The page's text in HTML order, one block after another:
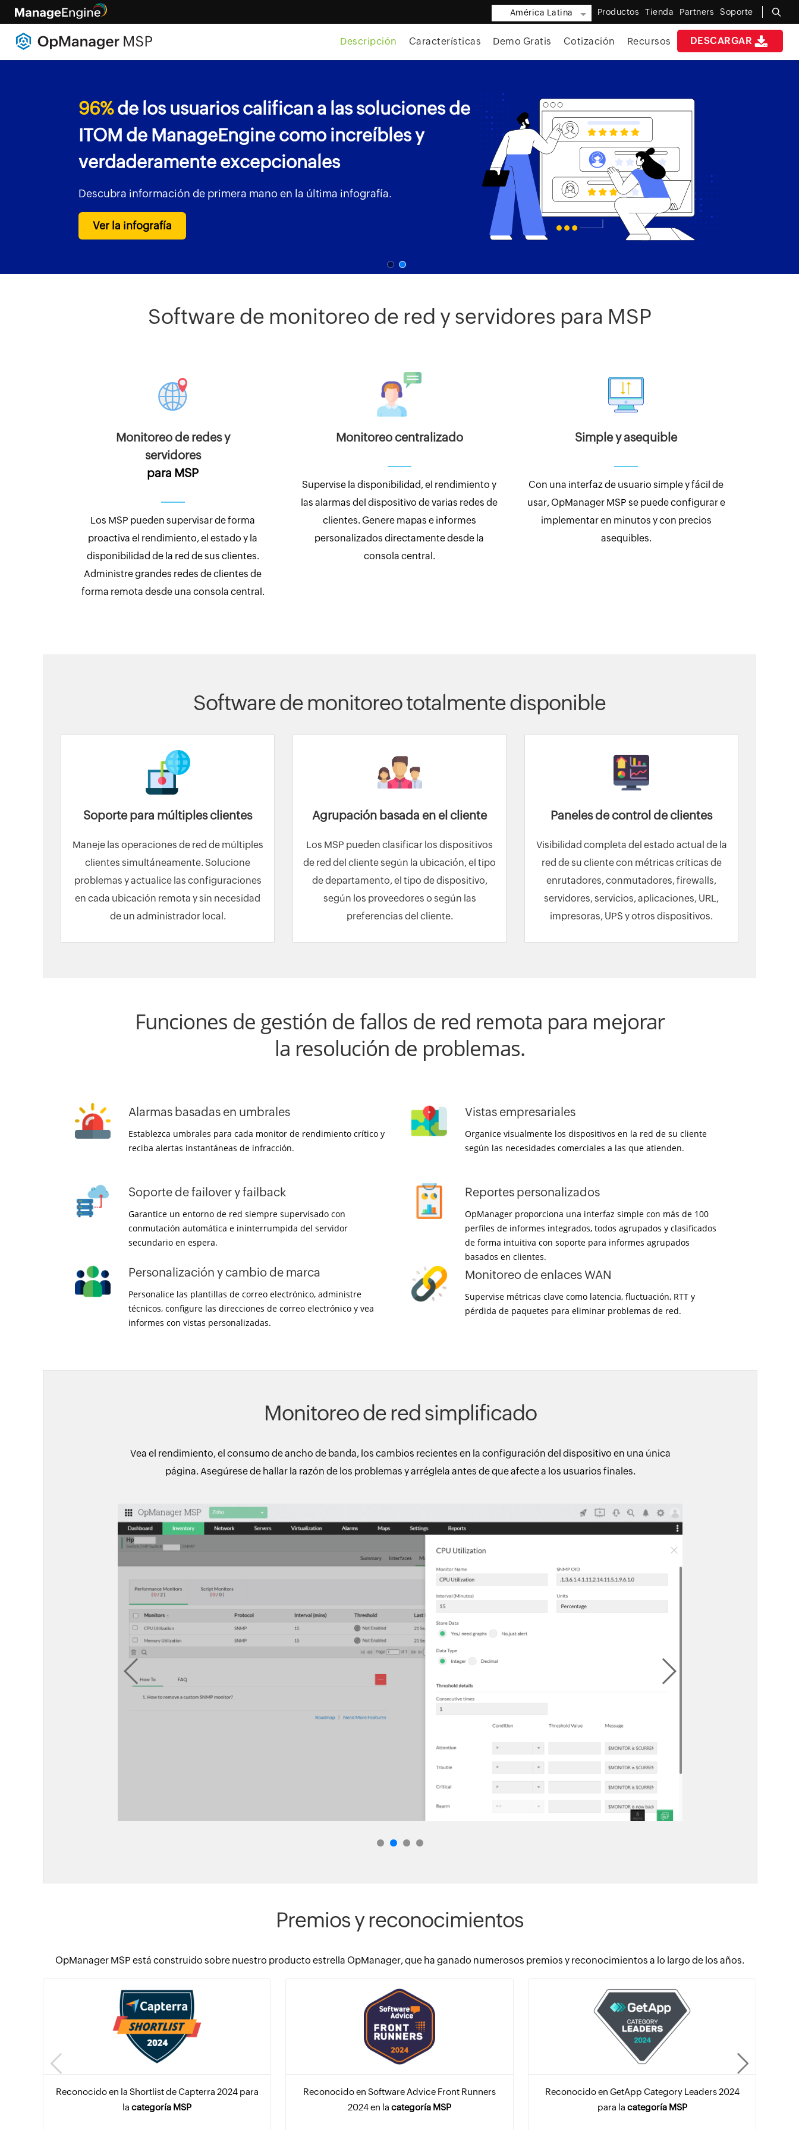
América Latina Productos Tienda Partners Soporte
DESCARGAR
Descripción Características Demo Gratis Cotización Recursos
96%de los usuarios califican a las soluciones de
ITOM de ManageEngine como increíbles y
verdaderamente excepcionales
Descubra información de primera mano en la última infografía.
Ver la infografía
Software de monitoreo de red y servidores para MSP
Monitoreo de redes y
servidores
para MSP
Los MSP pueden supervisar de forma
proactiva el rendimiento, el estado y la
disponibilidad de la red de sus clientes.
Administre grandes redes de clientes de
forma remota desde una consola central.
Monitoreo centralizado
Supervise la disponibilidad, el rendimiento y
las alarmas del dispositivo de varias redes de
clientes. Genere mapas e informes
personalizados directamente desde la
consola central.
Simple y asequible
Con una interfaz de usuario simple y fácil de
usar, OpManager MSP se puede configurar e
implementar en minutos y con precios
asequibles.
Software de monitoreo totalmente disponible
Soporte para múltiples clientes
Maneje las operaciones de red de múltiples
clientes simultáneamente. Solucione
problemas y actualice las configuraciones
en cada ubicación remota y sin necesidad
de un administrador local.
Agrupación basada en el cliente
Los MSP pueden clasificar los dispositivos
de red del cliente según la ubicación, el tipo
de departamento, el tipo de dispositivo,
según los proveedores o según las
preferencias del cliente.
Paneles de control de clientes
Visibilidad completa del estado actual de la
red de su cliente con métricas críticas de
enrutadores, conmutadores, firewalls,
servidores, servicios, aplicaciones, URL,
impresoras, UPS y otros dispositivos.
Funciones de gestión de fallos de red remota para mejorar
la resolución de problemas.
Alarmas basadas en umbrales
Establezca umbrales para cada monitor de rendimiento crítico y
reciba alertas instantáneas de infracción.
Soporte de failover y failback
Garantice un entorno de red siempre supervisado con
conmutación automática e ininterrumpida del servidor
secundario en espera.
Personalización y cambio de marca
Personalice las plantillas de correo electrónico, administre
técnicos, configure las direcciones de correo electrónico y vea
informes con vistas personalizadas.
Vistas empresariales
Organice visualmente los dispositivos en la red de su cliente
según las necesidades comerciales a las que atienden.
Reportes personalizados
OpManager proporciona una interfaz simple con más de 100
perfiles de informes integrados, todos agrupados y clasificados
de forma intuitiva con soporte para informes agrupados
basados en clientes.
Monitoreo de enlaces WAN
Supervise métricas clave como latencia, fluctuación, RTT y
pérdida de paquetes para eliminar problemas de red.
Monitoreo de red simplificado
Vea el rendimiento, el consumo de ancho de banda, los cambios recientes en la configuración del dispositivo en una única
página. Asegúrese de hallar la razón de los problemas y arréglela antes de que afecte a los usuarios finales.
Premios y reconocimientos
OpManager MSP está construido sobre nuestro producto estrella OpManager, que ha ganado numerosos premios y reconocimientos a lo largo de los años.
Reconocido en la Shortlist de Capterra 2024 para
la categoría MSP
Reconocido en Software Advice Front Runners
2024 en la categoría MSP
Reconocido en GetApp Category Leaders 2024
para la categoría MSP